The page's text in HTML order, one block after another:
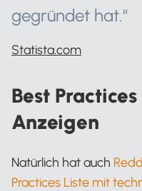
gegründet hat.“
Statista.com
Best
Anzeigen
Natürlich hat auch
Practices Liste mit